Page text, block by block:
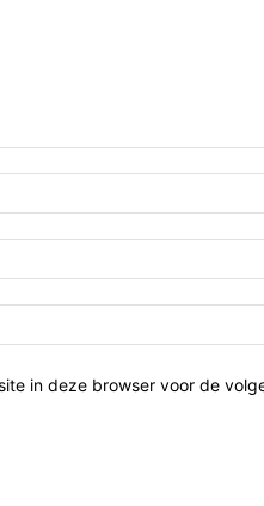
in deze browser voor de